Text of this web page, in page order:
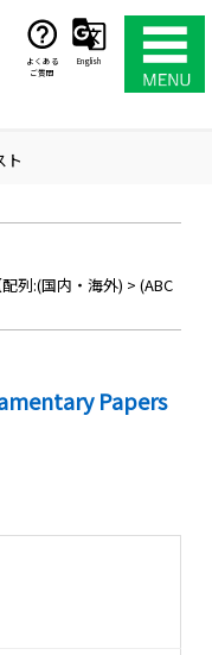
よくある
ご質問
English
ト
配列:(国内・海外) > (ABC
Papers